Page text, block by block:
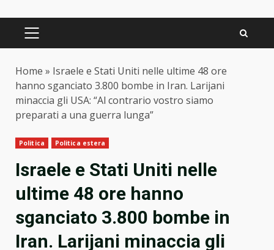
PRIMARY
Home » Israele e Stati Uniti nelle ultime 48 ore
hanno sganciato 3.800 bombe in Iran. Larijani
minaccia gli USA: “Al contrario vostro siamo
preparati a una guerra lunga”
Politica Politica estera
Israele e Stati Uniti nelle
ultime 48 ore hanno
sganciato 3.800 bombe in
Iran. Larijani minaccia gli